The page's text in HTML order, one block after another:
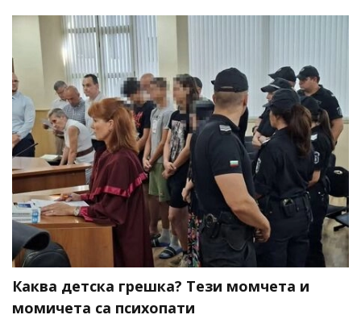
Каква детска грешка? Тези момчета и
момичета са психопати